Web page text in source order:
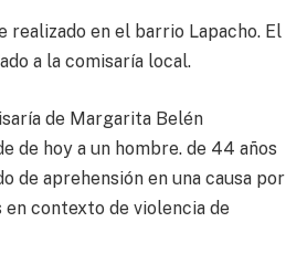
realizado en el barrio Lapacho. El
a la comisaría local.
de Margarita Belén
de hoy a un hombre. de 44 años
de aprehensión en una causa por
en contexto de violencia de